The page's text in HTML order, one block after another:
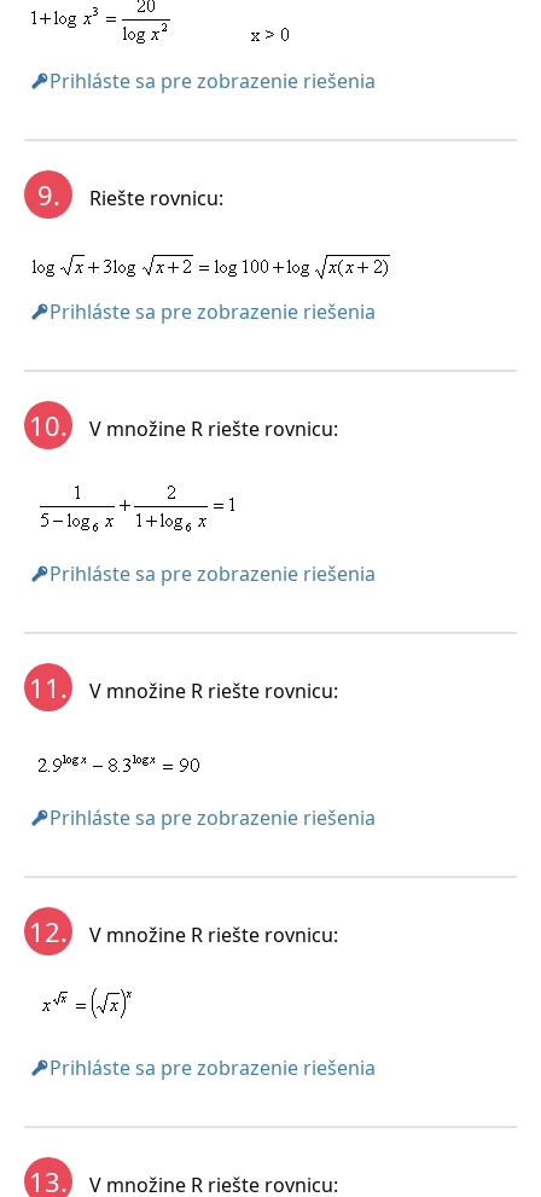
Prihláste sa pre zobrazenie riešenia
9. Riešte rovnicu:
Prihláste sa pre zobrazenie riešenia
10. V množine R riešte rovnicu:
Prihláste sa pre zobrazenie riešenia
11. V množine R riešte rovnicu:
Prihláste sa pre zobrazenie riešenia
12. V množine R riešte rovnicu:
Prihláste sa pre zobrazenie riešenia
13. V množine R riešte rovnicu: